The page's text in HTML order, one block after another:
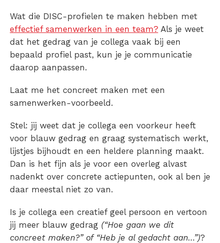
Wat die DISC-profielen te maken hebben met
effectief samenwerken in een team? Als je weet
dat het gedrag van je collega vaak bij een
bepaald profiel past, kun je je communicatie
daarop aanpassen.
Laat me het concreet maken met een
samenwerken-voorbeeld.
Stel: jij weet dat je collega een voorkeur heeft
voor blauw gedrag en graag systematisch werkt,
lijstjes bijhoudt en een heldere planning maakt.
Dan is het fijn als je voor een overleg alvast
nadenkt over concrete actiepunten, ook al ben je
daar meestal niet zo van.
Is je collega een creatief geel persoon en vertoon
jij meer blauw gedrag (“Hoe gaan we dit
concreet maken?” of “Heb je al gedacht aan…”)?